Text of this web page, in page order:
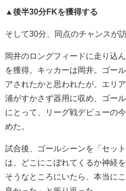
▲後半30分FKを獲得する
そして30分、同点のチャンスが訪
岡井のロングフィードに走り込
を獲得。キッカーは岡井。ゴー
アされたかと思われたが、エリ
浦がすかさず器用に収め、ゴー
にとって、リーグ戦デビューの
めた。
試合後、ゴールシーンを「セッ
は、どこにこぼれてくるか神経
そうなところにいたら、本当に